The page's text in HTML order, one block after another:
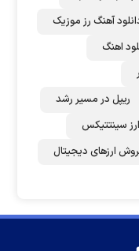
آهنگ رز‌ موزیک
اهنگ
ریپل در مسیر رشد
سینتتیکس
ارزهای دیجیتال